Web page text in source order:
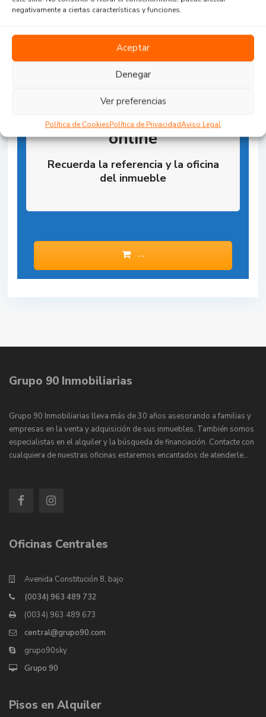
negativamente a ciertas características y funciones.
Aceptar
Denegar
Ver preferencias
Política de CookiesPolítica de PrivacidadAviso Legal
Reserva la Propiedad
online
Recuerda la referencia y la oficina
del inmueble
--
Grupo 90 Inmobiliarias
Grupo 90 Inmobiliarias lleva más de 30 años asesorando a familias y
empresas en la venta y adquisición de sus inmuebles. También somos
especialistas en el alquiler y la búsqueda de financiación. Contacte con
cualquiera de nuestras oficinas estaremos encantados de atenderle…
Oficinas Centrales
Avenida Constitución 8, bajo
(0034) 963 489 732
(0034) 963 489 673
central@grupo90.com
grupo90sky
Grupo 90
Pisos en Alquiler